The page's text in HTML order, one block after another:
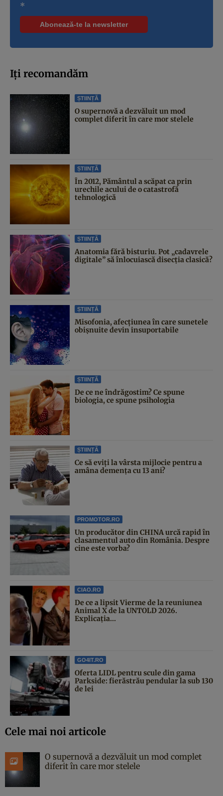
*
Iți recomandăm
ȘTIINȚĂ
O supernovă a dezvăluit un mod
complet diferit în care mor stelele
ȘTIINȚĂ
În 2012, Pământul a scăpat ca prin
urechile acului de o catastrofă
tehnologică
ȘTIINȚĂ
Anatomia fără bisturiu. Pot „cadavrele
digitale” să înlocuiască disecția clasică?
ȘTIINȚĂ
Misofonia, afecțiunea în care sunetele
obișnuite devin insuportabile
ȘTIINȚĂ
De ce ne îndrăgostim? Ce spune
biologia, ce spune psihologia
ȘTIINȚĂ
Ce să eviți la vârsta mijlocie pentru a
amâna demența cu 13 ani?
PROMOTOR.RO
Un producător din CHINA urcă rapid în
clasamentul auto din România. Despre
cine este vorba?
CIAO.RO
De ce a lipsit Vierme de la reuniunea
Animal X de la UNTOLD 2026.
Explicația...
GO4IT.RO
Oferta LIDL pentru scule din gama
Parkside: fierăstrău pendular la sub 130
de lei
Cele mai noi articole
O supernovă a dezvăluit un mod complet
diferit în care mor stelele